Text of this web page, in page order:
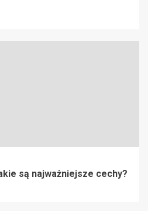
są najważniejsze cechy?